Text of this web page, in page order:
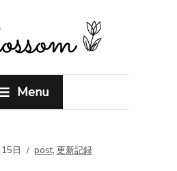
Menu
日 post, 更新記録